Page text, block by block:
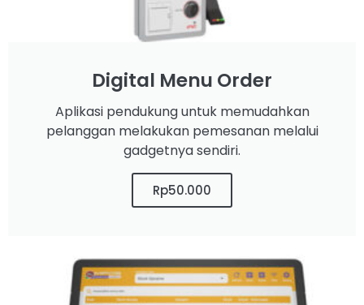
Digital Menu Order
Aplikasi pendukung untuk memudahkan
pelanggan melakukan pemesanan melalui
gadgetnya sendiri.
Rp50.000